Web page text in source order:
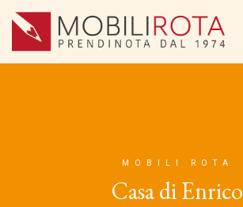
MOBILI ROTA
Casa di Enrico